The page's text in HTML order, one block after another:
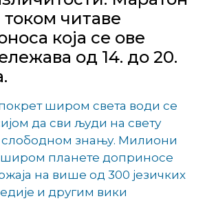
током читаве
која се ове
од 14. до 20.
широм света води се
да сви људи на свету
слободном знању. Милиони
планете доприносе
на више од 300 језичких
и другим вики